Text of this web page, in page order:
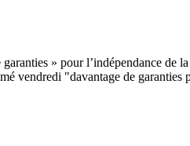
vendredi "davantage de garanties